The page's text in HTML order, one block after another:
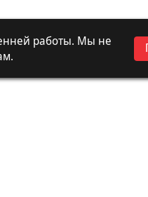
работы. Мы не